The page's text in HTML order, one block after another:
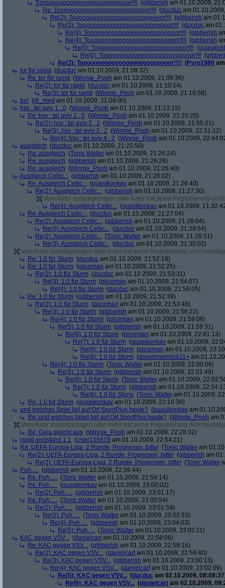
Toooooooooooooooooooooooooor!!!! (gibberish am 01.10.2009,
Re: Toooooooooooooooooooooooooor!!!! (ducduc am
Re(2): Toooooooooooooooooooooooooor!!!! (gibberish am
Re(3): Toooooooooooooooooooooooooor!!!! (ducduc am
Re(4): Toooooooooooooooooooooooooor!!!! (gibberish
Re(4): Toooooooooooooooooooooooooor!!!! (gibberish
Re(5): Toooooooooooooooooooooooooor!!!! (
Re(6): Toooooooooooooooooooooooooor!!!! (
Re(3): Toooooooooooooooooooooooooor!!!! (Pyro1980
tor für rapid (ducduc am 01.10.2009, 21:08:32)
Re: tor für rapid (Winnie_Pooh am 01.10.2009, 21:09:36)
Re(2): tor für rapid (ducduc am 01.10.2009, 21:10:14)
Re(3): tor für rapid (Winnie_Pooh am 01.10.2009, 21:10:58)
tor! (dr_med am 01.10.2009, 21:09:00)
hsv : tel aviv 1 : 0 (Winnie_Pooh am 01.10.2009, 21:13:15)
Re: hsv : tel aviv 2 : 0 (Winnie_Pooh am 01.10.2009, 21:20:20)
Re(2): hsv : tel aviv 3 : 1 (Winnie_Pooh am 01.10.2009, 21:55:21)
Re(3): hsv : tel aviv 3 : 2 (Winnie_Pooh am 01.10.2009, 22:31:12)
Re(4): hsv : tel aviv 4 : 2 (Winnie_Pooh am 01.10.2009,
ausgleich (ducduc am 01.10.2009, 21:25:50)
Re: ausgleich (Tonic Walter am 01.10.2009, 21:26:24)
Re: ausgleich (gibberish am 01.10.2009, 21:26:28)
Re: ausgleich (Winnie_Pooh am 01.10.2009, 21:26:40)
Ausgleich Celtic... (gibberish am 01.10.2009, 21:26:02)
Re: Ausgleich Celtic... (quasikonkav am 01.10.2009, 21:26:40)
Re(2): Ausgleich Celtic... (gibberish am 01.10.2009, 21:27:30)
Vom Autor zurückgezogen oder Autor hat seine Registrierung
Re(4): Ausgleich Celtic... (quasikonkav am 01.10.2009,
Re: Ausgleich Celtic... (ducduc am 01.10.2009, 21:27:04)
Re(2): Ausgleich Celtic... (gibberish am 01.10.2009, 21:28:04)
Re(3): Ausgleich Celtic... (ducduc am 01.10.2009, 21:29:54)
Re(2): Ausgleich Celtic... (Tonic Walter am 01.10.2009, 21:28:51)
Re(3): Ausgleich Celtic... (ducduc am 01.10.2009, 21:30:02)
Vom Autor zurückgezogen oder Autor hat seine Registrierung nicht
Re: 1:0 für Sturm (ducduc am 01.10.2009, 21:52:18)
Re: 1:0 für Sturm (piiceman am 01.10.2009, 21:52:25)
Re(2): 1:0 für Sturm (ducduc am 01.10.2009, 21:53:31)
Re(3): 1:0 für Sturm (piiceman am 01.10.2009, 21:54:07)
Re(4): 1:0 für Sturm (ducduc am 01.10.2009, 21:56:05)
Re: 1:0 für Sturm (gibberish am 01.10.2009, 21:52:39)
Re(2): 1:0 für Sturm (piiceman am 01.10.2009, 21:53:48)
Re(3): 1:0 für Sturm (gibberish am 01.10.2009, 21:56:22)
Re(4): 1:0 für Sturm (piiceman am 01.10.2009, 21:59:06)
Re(5): 1:0 für Sturm (gibberish am 01.10.2009, 21:59:31)
Re(6): 1:0 für Sturm (piiceman am 01.10.2009, 22:01:13)
Re(7): 1:0 für Sturm (quasikonkav am 01.10.2009,
Re(8): 1:0 für Sturm (piiceman am 01.10.2009,
Re(8): 1:0 für Sturm (dasistmeinnick11+ am
Re(4): 1:0 für Sturm (Tonic Walter am 01.10.2009, 22:00:06)
Re(5): 1:0 für Sturm (gibberish am 01.10.2009, 22:01:49)
Re(6): 1:0 für Sturm (Tonic Walter am 01.10.2009,
Re(7): 1:0 für Sturm (gibberish am 01.10.2009,
Re(8): 1:0 für Sturm (Tonic Walter am 01.10.2009,
Re: 1:0 für Sturm (quasikonkav am 01.10.2009, 22:16:36)
und welches Spiel lief auf Orf SportPlus heute? (quasikonkav am
Re: und welches Spiel lief auf Orf SportPlus heute? (Winnie_Pooh am
Vom Autor zurückgezogen oder Autor hat seine Registrierung nicht
Re: Gala gleicht aus (Winnie_Pooh am 01.10.2009, 22:28:32)
rapid endstand 1:1 (User135678 am 01.10.2009, 22:54:21)
Re: UEFA-Europa-Liga, 2 Runde, Prognosen, bitte! (Tonic Walter am
Re(2): UEFA-Europa-Liga, 2 Runde, Prognosen, bitte! (gibberish am
Re(3): UEFA-Europa-Liga, 2 Runde, Prognosen, bitte! (Tonic Walter
Puh..... (gibberish am 01.10.2009, 22:56:44)
Re: Puh..... (Tonic Walter am 01.10.2009, 22:59:14)
Re: Puh..... (quasikonkav am 01.10.2009, 23:00:02)
Re(2): Puh..... (gibberish am 01.10.2009, 23:01:17)
Re: Puh..... (Tonic Walter am 01.10.2009, 23:00:54)
Re(2): Puh..... (gibberish am 01.10.2009, 23:01:59)
Re(3): Puh..... (Tonic Walter am 01.10.2009, 23:02:53)
Re(4): Puh..... (gibberish am 01.10.2009, 23:04:03)
Re(5): Puh..... (Tonic Walter am 01.10.2009, 23:05:11)
KAC gegen VSV... (danielcart am 01.10.2009, 22:58:06)
Re: KAC gegen VSV... (gibberish am 01.10.2009, 22:59:16)
Re(2): KAC gegen VSV... (danielcart am 01.10.2009, 22:59:40)
Re(3): KAC gegen VSV... (gibberish am 01.10.2009, 23:00:13)
Re(4): KAC gegen VSV... (danielcart am 01.10.2009, 23:02:09)
Re(5): KAC gegen VSV... (ducduc am 02.10.2009,
Re(6): KAC gegen VSV... (danielcart am 02.10.2009,